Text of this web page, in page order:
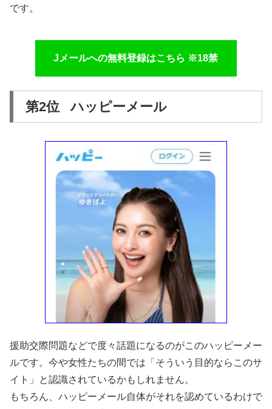
です。
Jメールへの無料登録はこちら ※18禁
第2位 ハッピーメール
援助交際問題などで度々話題になるのがこのハッピーメー
ルです。今や女性たちの間では「そういう目的ならこのサ
イト」と認識されているかもしれません。
もちろん、ハッピーメール自体がそれを認めているわけで